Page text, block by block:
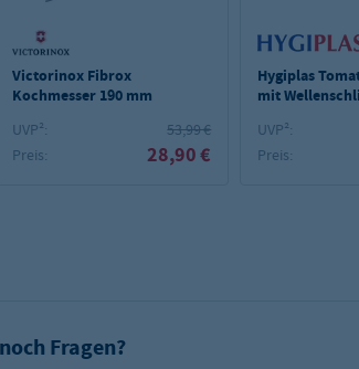
Victorinox Fibrox
Kochmesser 190 mm
UVP²:
53,99 €
Preis:
28,90 €
Hygiplas
mit
UVP²:
Preis:
Fragen?